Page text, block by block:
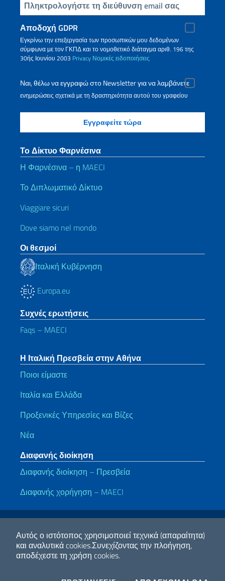
Αυτός ο ιστότοπος χρησιμοποιεί τεχνικά (απαραίτητα)
και αναλυτικά cookies.Συνεχίζοντας την πλοήγηση,
αποδέχεστε τη χρήση cookies.
Πληκτρολογήστε τη διεύθυνση email σας
Αποδοχή GDPR
Εγκρίνω την επεξεργασία των προσωπικών μου δεδομένων
σύμφωνα με τον ΓΚΠΔ και το νομοθετικό διάταγμα αριθ. 196 της
30ής Ιουνίου 2003 Privacy Νομικές ειδοποιήσεις
Ναι, θέλω να εγγραφώ στο Newsletter για να λαμβάνετε
ενημερώσεις σχετικά με τη δραστηριότητα αυτού του γραφείου
Το Δίκτυο Φαρνέσινα
Η Φαρνέσινα – η MAECI
Το Διπλωματικό Δίκτυο
Viaggiare sicuri
Dove siamo nel mondo
Οι θεσμοί
Ιταλική Κυβέρνηση
Europa.eu
Συχνές ερωτήσεις
Faqs – MAECI
Η Ιταλική Πρεσβεία στην Αθήνα
Ποιοι είμαστε
Ιταλία και Ελλάδα
Προξενικές Υπηρεσίες και Βίζες
Νέα
Διαφανής διοίκηση
Διαφανής διοίκηση – Πρεσβεία
Διαφανής χορήγηση – MAECI
Χρήσιμοι σύνδεσμοι